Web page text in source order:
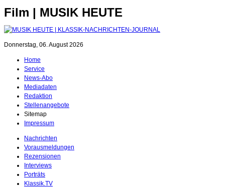
Film | MUSIK HEUTE
Donnerstag, 06. August 2026
Home
Service
News-Abo
Mediadaten
Redaktion
Stellenangebote
Sitemap
Impressum
Nachrichten
Vorausmeldungen
Rezensionen
Interviews
Porträts
Klassik.TV